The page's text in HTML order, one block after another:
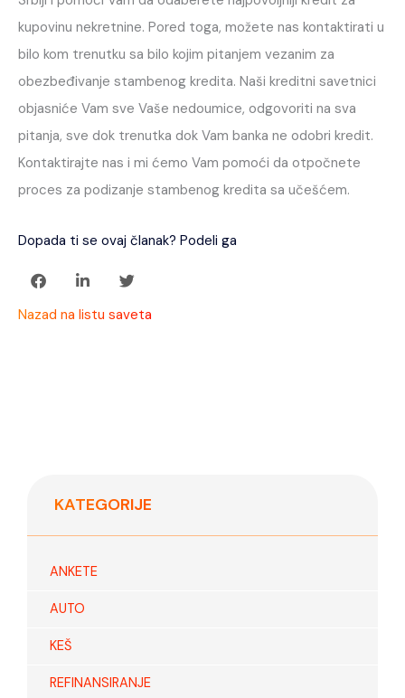
kupovinu nekretnine. Pored toga, možete nas kontaktirati u
bilo kom trenutku sa bilo kojim pitanjem vezanim za
obezbeđivanje stambenog kredita. Naši kreditni savetnici
objasniće Vam sve Vaše nedoumice, odgovoriti na sva
pitanja, sve dok trenutka dok Vam banka ne odobri kredit.
Kontaktirajte nas i mi ćemo Vam pomoći da otpočnete
proces za podizanje stambenog kredita sa učešćem.
Dopada ti se ovaj članak? Podeli ga
Nazad na listu saveta
KATEGORIJE
ANKETE
AUTO
KEŠ
REFINANSIRANJE